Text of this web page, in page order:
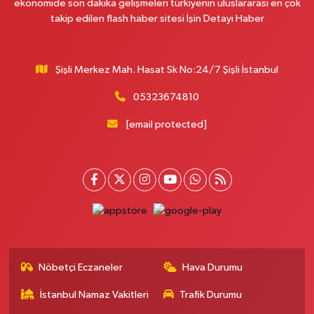
0 (212) 823 53 43 Yol Tarifi Al
Siyavuşpaşa Mahallesi Adnan Kahveci Bulvarı 154 B MEMORIAL
Osmangazi Mahallesi Atayolu Caddesi 10C-D KAYA ÇİFTLİĞİ İLE KÖFTECİ
YUSUF ARASINDA, TARIM KOOPERATİF MARKETİ KARŞISI,SAAT KULESİNİN
0 (506) 466 78 60 Yol Tarifi Al
19 Mayıs Mahallesi Bayar Caddesi 55B Acıbadem Kozyatağı
100m Yukarısında)
ekonomide son dakika gelişmeleri türkiyenin uluslararası en çok
takip edilen flash haber sitesi İşin Detayı Haber
Şişli Merkez Mah. Hasat Sk No:24/7 Şişli İstanbul
05323674810
[email protected]
Nöbetçi Eczaneler Hava Durumu
İstanbul Namaz Vakitleri Trafik Durumu